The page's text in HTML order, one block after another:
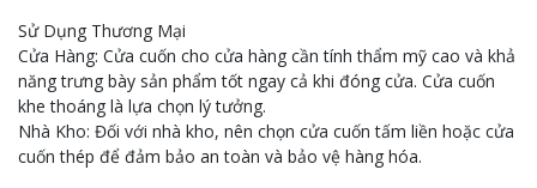
Sử Dụng Thương Mại
Cửa Hàng: Cửa cuốn cho cửa hàng cần tính thẩm mỹ cao và khả
năng trưng bày sản phẩm tốt ngay cả khi đóng cửa. Cửa cuốn
khe thoáng là lựa chọn lý tưởng.
Nhà Kho: Đối với nhà kho, nên chọn cửa cuốn tấm liền hoặc cửa
cuốn thép để đảm bảo an toàn và bảo vệ hàng hóa.